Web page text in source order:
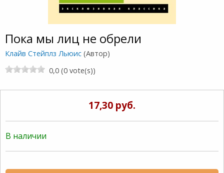
Пока мы лиц не обрели
Клайв Стейплз Льюис (Автор)
0,0 (0 vote(s))
17,30 руб.
В наличии